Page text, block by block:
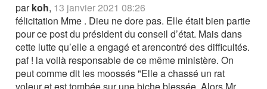
parkoh, 13 janvier 2021 08:26
félicitation Mme . Dieu ne dore pas. Elle était bien partie
pour ce post du président du conseil d’état. Mais dans
cette lutte qu’elle a engagé et arencontré des difficultés.
paf ! la voilà responsable de ce même ministère. On
peut comme dit les moossés "Elle a chassé un rat